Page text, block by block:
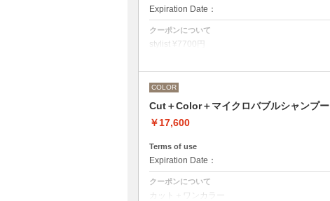
Expiration Date：
クーポンについて
stylist ¥7700円
Under 22歳 ¥ -1650
Under 18歳 ¥ -2750
COLOR
Cut＋Color＋マイクロバブルシャンプー
￥17,600
Terms of use
Expiration Date：
クーポンについて
カット＋ワンカラー